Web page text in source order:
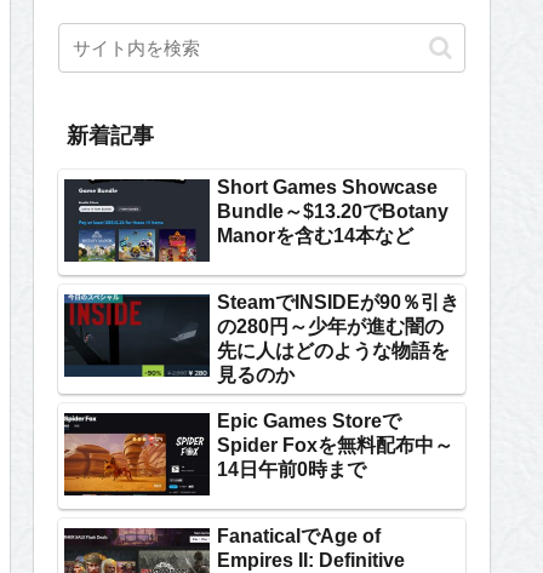
新着記事
Short Games Showcase
Bundle～$13.20でBotany
Manorを含む14本など
SteamでINSIDEが90％引き
の280円～少年が進む闇の
先に人はどのような物語を
見るのか
Epic Games Storeで
Spider Foxを無料配布中～
14日午前0時まで
FanaticalでAge of
Empires II: Definitive